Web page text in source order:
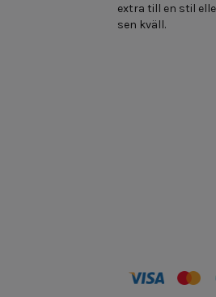
extra till en stil
sen kväll.